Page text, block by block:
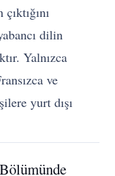
dilin
Yalnızca
ve
yurt dışı